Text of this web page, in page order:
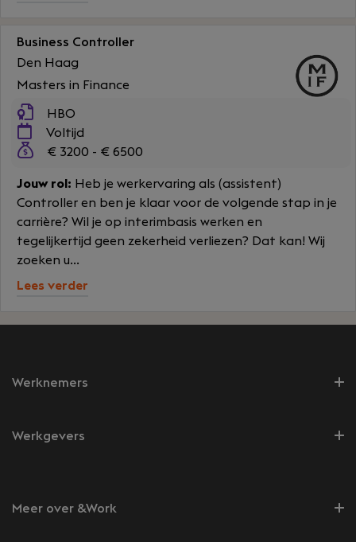
Business Controller
Den Haag
Masters in Finance
HBO
Voltijd
€ 3200 - € 6500
Jouw rol: Heb je werkervaring als (assistent)
Controller en ben je klaar voor de volgende stap in je
carrière? Wil je op interimbasis werken en
tegelijkertijd geen zekerheid verliezen? Dat kan! Wij
zoeken u...
Lees verder
Werknemers
Werkgevers
Meer over &Work